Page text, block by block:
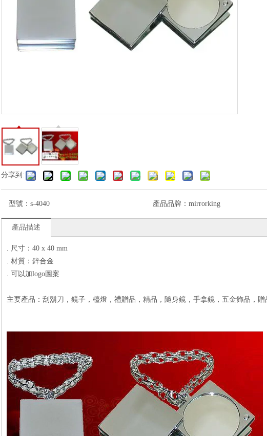
分享到:
型號： s-4040 產品品牌： mirrorking
產品描述
. 尺寸：40 x 40 mm
. 材質：鋅合金
. 可以加logo圖案
主要產品：刮鬍刀，鏡子，檯燈，禮贈品，精品，隨身鏡，手拿鏡，五金飾品，